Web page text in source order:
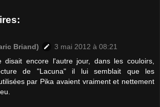
Briand)
3 mai 2012 à 08:21
disait encore l'autre jour, dans les couloirs,
de "Lacuna" il lui semblait que les
par Pika avaient vraiment et nettement